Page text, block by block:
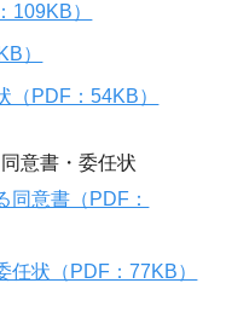
109KB）
）
（PDF：54KB）
意書・委任状
同意書（PDF：
任状（PDF：77KB）